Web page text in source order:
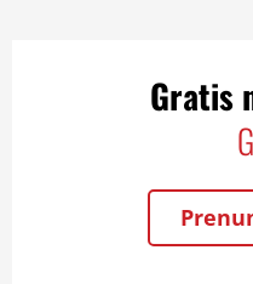
Gratis